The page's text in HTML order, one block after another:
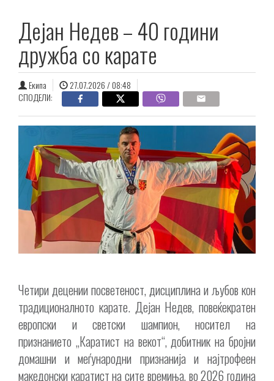
Дејан Недев – 40 години
дружба со карате
Екипа
27.07.2026 / 08:48
СПОДЕЛИ:
Четири децении посветеност, дисциплина и љубов кон
традиционалното карате. Дејан Недев, повеќекратен
европски и светски шампион, носител на
признанието „Каратист на векот“, добитник на бројни
домашни и меѓународни признанија и најтрофеен
македонски каратист на сите времиња, во 2026 година